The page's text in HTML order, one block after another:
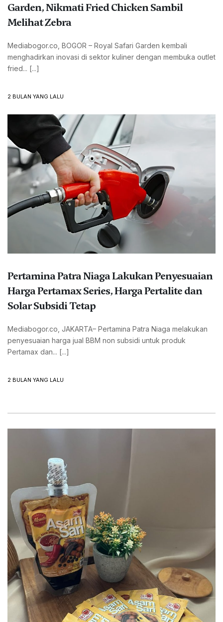
Garden, Nikmati Fried Chicken Sambil
Melihat Zebra
Mediabogor.co, BOGOR – Royal Safari Garden kembali
menghadirkan inovasi di sektor kuliner dengan membuka outlet
fried... [...]
2 BULAN YANG LALU
Pertamina Patra Niaga Lakukan Penyesuaian
Harga Pertamax Series, Harga Pertalite dan
Solar Subsidi Tetap
Mediabogor.co, JAKARTA– Pertamina Patra Niaga melakukan
penyesuaian harga jual BBM non subsidi untuk produk
Pertamax dan... [...]
2 BULAN YANG LALU